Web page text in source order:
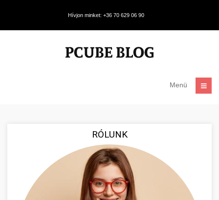
Hívjon minket: +36 70 629 06 90
Menü
RÓLUNK